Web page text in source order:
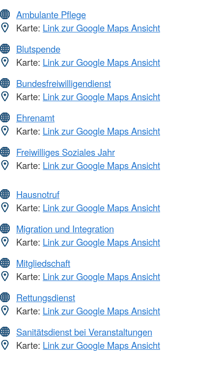
Ambulante Pflege
Karte: Link zur Google Maps Ansicht
Blutspende
Karte: Link zur Google Maps Ansicht
Bundesfreiwilligendienst
Karte: Link zur Google Maps Ansicht
Ehrenamt
Karte: Link zur Google Maps Ansicht
Freiwilliges Soziales Jahr
Karte: Link zur Google Maps Ansicht
Hausnotruf
Karte: Link zur Google Maps Ansicht
Migration und Integration
Karte: Link zur Google Maps Ansicht
Mitgliedschaft
Karte: Link zur Google Maps Ansicht
Rettungsdienst
Karte: Link zur Google Maps Ansicht
Sanitätsdienst bei Veranstaltungen
Karte: Link zur Google Maps Ansicht